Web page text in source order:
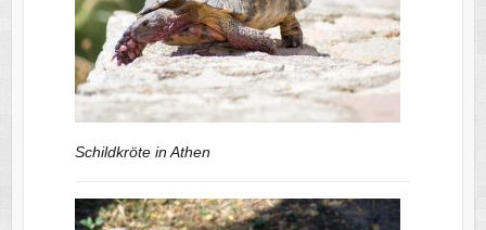
Schildkröte in Athen